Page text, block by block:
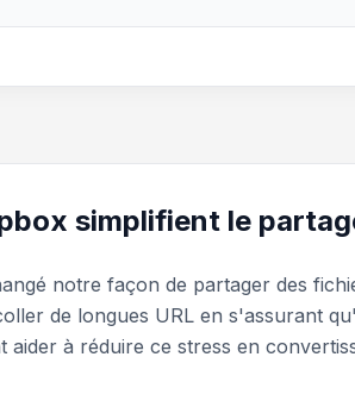
simplifient le
notre façon de partager des
de longues URL en s'assurant
à réduire ce stress en